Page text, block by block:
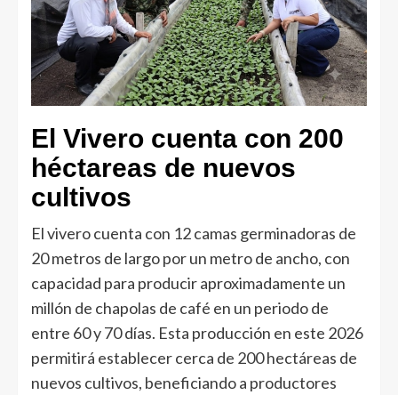
El Vivero cuenta con 200
héctareas de nuevos
cultivos
El vivero cuenta con 12 camas germinadoras de
20 metros de largo por un metro de ancho, con
capacidad para producir aproximadamente un
millón de chapolas de café en un periodo de
entre 60 y 70 días. Esta producción en este 2026
permitirá establecer cerca de 200 hectáreas de
nuevos cultivos, beneficiando a productores